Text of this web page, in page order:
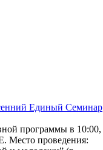
Единый Семинар
программы в 10:00,
Место проведения: